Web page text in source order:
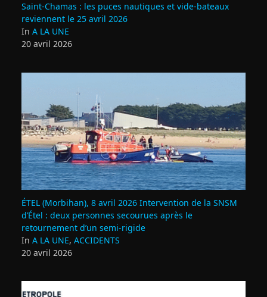
Saint‑Chamas : les puces nautiques et vide‑bateaux
reviennent le 25 avril 2026
In A LA UNE
20 avril 2026
ÉTEL (Morbihan), 8 avril 2026 Intervention de la SNSM
d’Étel : deux personnes secourues après le
retournement d’un semi‑rigide
In A LA UNE, ACCIDENTS
20 avril 2026